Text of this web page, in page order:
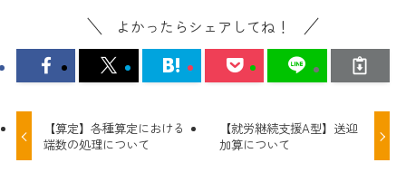
よかったらシェアしてね！
【算定】各種算定における
端数の処理について
【就労継続支援A型】送迎
加算について